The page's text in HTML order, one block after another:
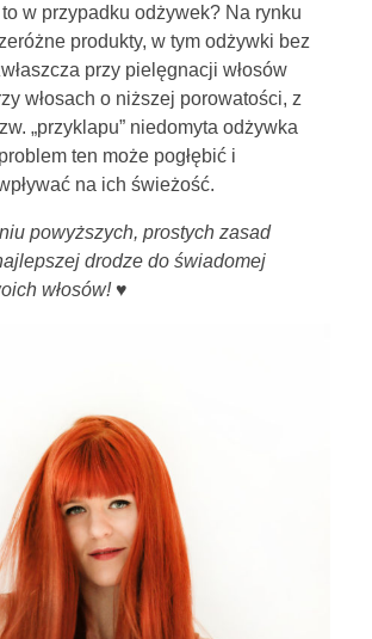
w przypadku odżywek? Na rynku
produkty, w tym odżywki bez
przy pielęgnacji włosów
włosach o niższej porowatości, z
„przyklapu” niedomyta odżywka
ten może pogłębić i
na ich świeżość.
powyższych, prostych zasad
drodze do świadomej
włosów! ♥